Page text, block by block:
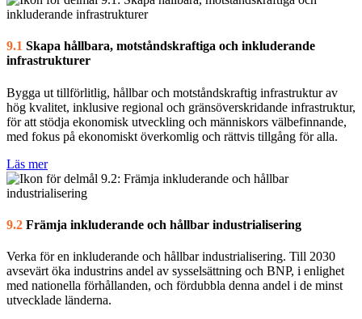
9.1 Skapa hållbara, motståndskraftiga och inkluderande
infrastrukturer
Bygga ut tillförlitlig, hållbar och motståndskraftig infrastruktur av
hög kvalitet, inklusive regional och gränsöverskridande infrastruktur,
för att stödja ekonomisk utveckling och människors välbefinnande,
med fokus på ekonomiskt överkomlig och rättvis tillgång för alla.
Läs mer
9.2 Främja inkluderande och hållbar industrialisering
Verka för en inkluderande och hållbar industrialisering. Till 2030
avsevärt öka industrins andel av sysselsättning och BNP, i enlighet
med nationella förhållanden, och fördubbla denna andel i de minst
utvecklade länderna.